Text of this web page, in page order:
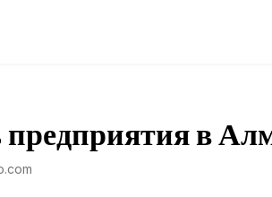
предприятия в